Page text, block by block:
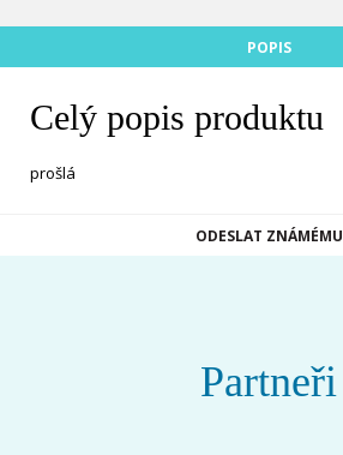
POPIS
Celý popis produktu
prošlá
ODESLAT ZNÁMÉMU
Partneři